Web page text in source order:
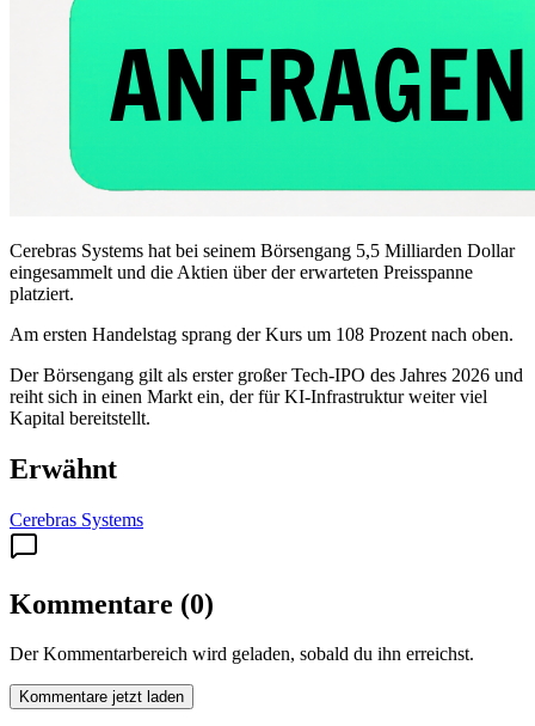
Cerebras Systems hat bei seinem Börsengang 5,5 Milliarden Dollar
eingesammelt und die Aktien über der erwarteten Preisspanne
platziert.
Am ersten Handelstag sprang der Kurs um 108 Prozent nach oben.
Der Börsengang gilt als erster großer Tech-IPO des Jahres 2026 und
reiht sich in einen Markt ein, der für KI-Infrastruktur weiter viel
Kapital bereitstellt.
Erwähnt
Cerebras Systems
Kommentare (0)
Der Kommentarbereich wird geladen, sobald du ihn erreichst.
Kommentare jetzt laden